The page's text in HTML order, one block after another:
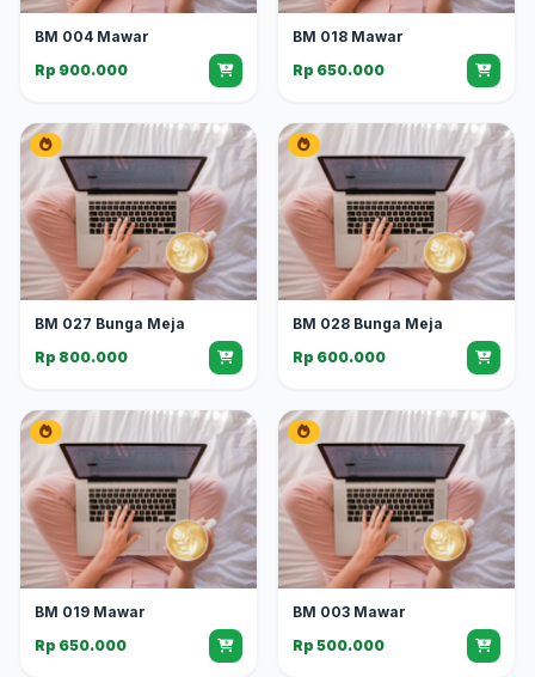
BM 004 Mawar
Rp 900.000
BM 018 Mawar
Rp 650.000
BM 027 Bunga Meja
Rp 800.000
BM 028 Bunga Meja
Rp 600.000
BM 019 Mawar
Rp 650.000
BM 003 Mawar
Rp 500.000